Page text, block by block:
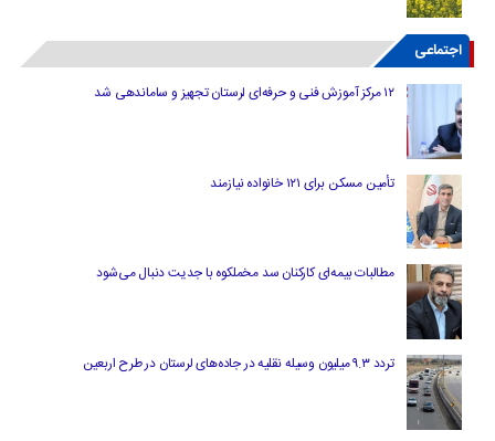
اجتماعی
۱۲ مرکز آموزش فنی و حرفه‌ای لرستان تجهیز و ساماندهی شد
تأمین مسکن برای ۱۲۱ خانواده نیازمند
مطالبات بیمه‌ای کارکنان سد مخملکوه با جدیت دنبال می‌شود
تردد ۹.۳ میلیون وسیله نقلیه در جاده‌های لرستان در طرح اربعین